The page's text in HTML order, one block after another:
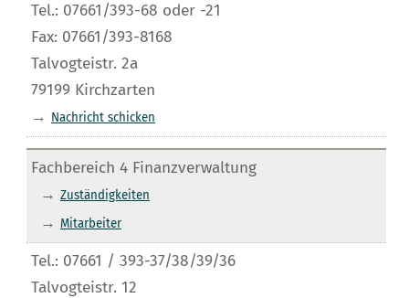
Tel.: 07661/393-68 oder -21
Fax: 07661/393-8168
Talvogteistr. 2a
79199 Kirchzarten
→
Nachricht schicken
Fachbereich 4 Finanzverwaltung
→ Zuständigkeiten
→ Mitarbeiter
Tel.: 07661 / 393-37/38/39/36
Talvogteistr. 12